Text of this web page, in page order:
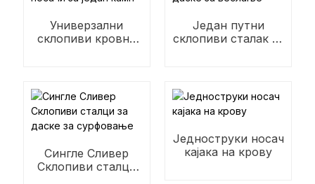
Универзални
склопиви кровни
Један путни
склопиви сталак за
Сингле Сливер
Склопиви сталци
Једноструки носач
кајака на крову